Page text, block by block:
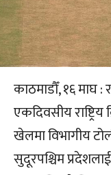
काठमाडौँ, १६ माघ :
एकदिवसीय
खेलमा विभागीय
सुदूरपश्चिम